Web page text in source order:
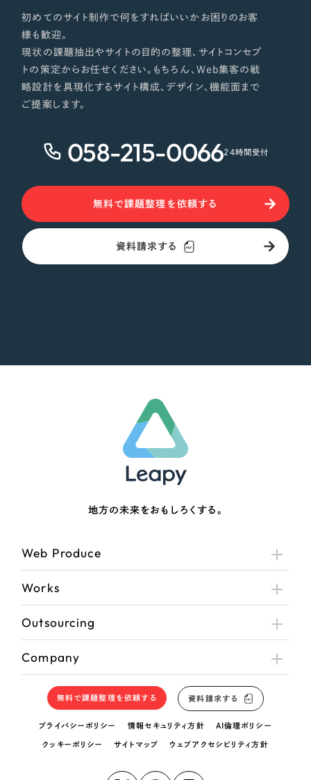
初めてのサイト制作で何をすればいいかお困りのお客
様も歓迎。
現状の課題抽出やサイトの目的の整理、サイトコンセプ
トの策定からお任せください。もちろん、Web集客の戦
略設計を具現化するサイト構成、デザイン、機能面まで
ご提案します。
058-215-006624時間受付
無料で課題整理を依頼する
資料請求する
地方の未来をおもしろくする。
Web Produce
Works
Outsourcing
Company
無料で課題整理を依頼する 資料請求する
プライバシーポリシー 情報セキュリティ方針 AI倫理ポリシー
クッキーポリシー サイトマップ ウェブアクセシビリティ方針